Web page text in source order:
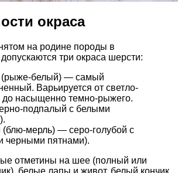
окраса
на родине породы в
три окраса шерсти:
белый) — самый
Варьируется от светло-
до насыщенно темно-рыжего.
подпалый с белыми
мерль) — серо-голубой с
черными пятнами).
отметины на шее (полный или